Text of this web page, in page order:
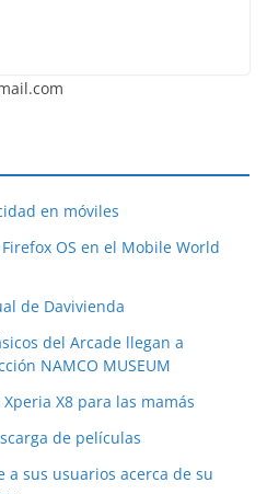
en móviles
OS en el Mobile World
de Davivienda
del Arcade llegan a
NAMCO MUSEUM
X8 para las mamás
de películas
a sus usuarios acerca de su